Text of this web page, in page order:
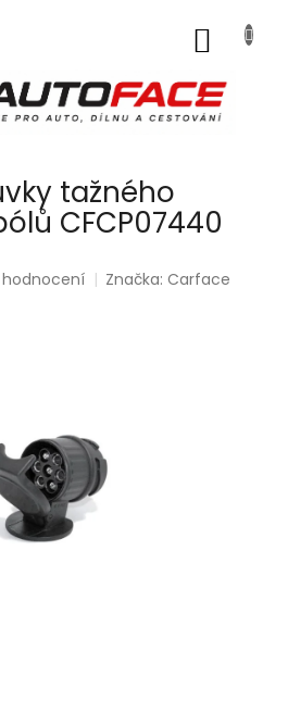
tažného
CFCP07440
Značka:Carface